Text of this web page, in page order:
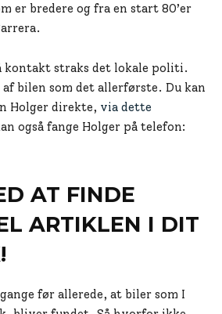
er bredere og fra en start 80’er
kontakt straks det lokale politi.
af bilen som det allerførste. Du kan
Holger direkte, via dette
også fange Holger på telefon:
AT FINDE
ARTIKLEN I DIT
før allerede, at biler som I